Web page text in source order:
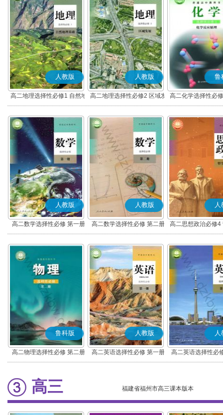
人教版
高二地理选择性必修1 自然地
理基础
人教版
高二地理选择性必修2 区域发
展
鲁
高二化学选择性必
应原理
人教版
高二数学选择性必修 第一册
(A版)
人教版
高二数学选择性必修 第二册
(A版)
人
高二思想政治必修4
化(部编版)
鲁科版
高二物理选择性必修 第二册
人教版
高二英语选择性必修 第一册
人
高二英语选择性必
高三 福建省福州市高三课本版本